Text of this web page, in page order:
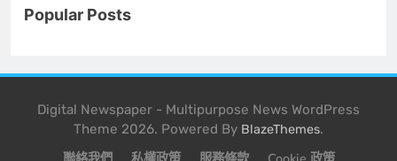
Popular Posts
Digital Newspaper - Multipurpose News WordPress
Theme 2026. Powered By BlazeThemes.